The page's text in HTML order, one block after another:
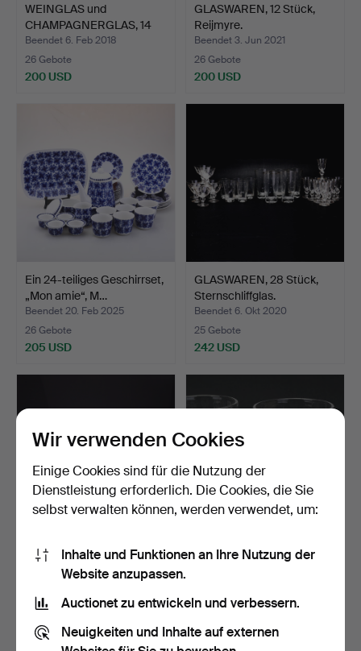
WEINGLAS und
CHAMPAGNERGLAS, 14
Teile, "Tr…
Beendet 6. Feb 2018
26 Gebote
200 USD
GLASWAREN, 12 Stück,
Reijmyre.
Beendet 3. Jun 2021
26 Gebote
200 USD
Ein 24-teiliges Geschirrset,
„Mon amie“, M…
Beendet 20. Feb 2025
26 Gebote
205 USD
GLASWAREN, 28 Stück,
Sternschliffglas.
Beendet 6. Okt 2020
25 Gebote
242 USD
GLASWARENTEILE, 33
Stück, "Ultima Thule", …
Beendet 4. Sep 2019
24 Gebote
REIJMYRE, „Rebe, Glasset
24 Gebote
Wir verwenden Cookies
Einige Cookies sind für die Nutzung der
Dienstleistung erforderlich. Die Cookies, die Sie
selbst verwalten können, werden verwendet, um:
Inhalte und Funktionen an Ihre Nutzung der
Website anzupassen.
Auctionet zu entwickeln und verbessern.
Neuigkeiten und Inhalte auf externen